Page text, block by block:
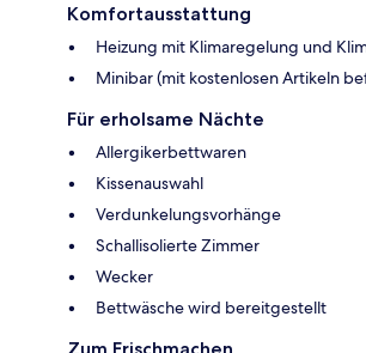
Komfortausstattung
Heizung mit Klimaregelung und
Minibar (mit kostenlosen Artikeln
Für erholsame Nächte
Allergikerbettwaren
Kissenauswahl
Verdunkelungsvorhänge
Schallisolierte Zimmer
Wecker
Bettwäsche wird bereitgestellt